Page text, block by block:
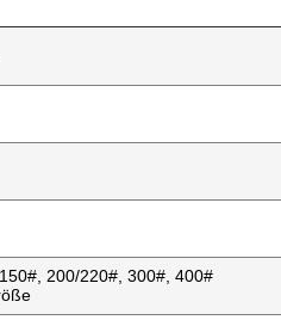
200/220#, 300#, 400#